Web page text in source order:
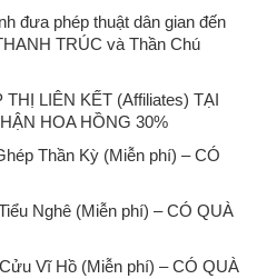
đưa phép thuật dân gian đến
TRÚC và Thần Chú
LIÊN KẾT (Affiliates) TẠI
HOA HỒNG 30%
Thần Kỳ (Miễn phí) – CÓ
Nghê (Miễn phí) – CÓ QUÀ
Vĩ Hồ (Miễn phí) – CÓ QUÀ